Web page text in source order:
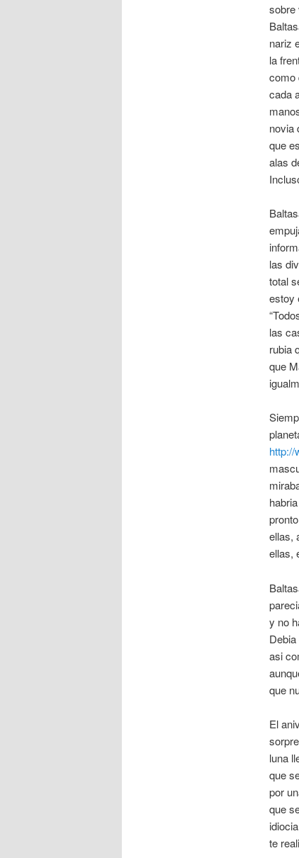
sobre
nariz
la
como
cada
novia
que
alas
las
total
estoy
las
rubia
que
http://
ellas,
ellas,
y no
asi­
que
El
luna
que
por
que
te